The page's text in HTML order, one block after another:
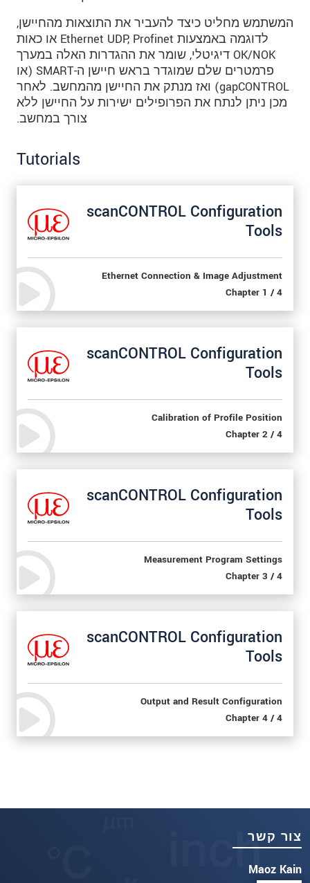
המשתמש מחליט כיצד להעביר את התוצאות מהחיישן,
לדוגמה באמצעות Ethernet UDP, Profinet או כאות
OK/NOK דיגיטלי, שומר את ההגדרות האלה במערך
פרמטרים שלם שמוגדר בראש חיישן ה-SMART (או
gapCONTROL) ואז מנתק את החיישן מהמחשב. לאחר
מכן ניתן לנתח את הפרופילים ישירות על החיישן ללא
צורך במחשב.
Tutorials
scanCONTROL Configuration
Tools
Ethernet Connection & Image Adjustment
Chapter 1 / 4
scanCONTROL Configuration
Tools
Calibration of Profile Position
Chapter 2 / 4
scanCONTROL Configuration
Tools
Measurement Program Settings
Chapter 3 / 4
scanCONTROL Configuration
Tools
Output and Result Configuration
Chapter 4 / 4
צור קשר
Maoz Kain